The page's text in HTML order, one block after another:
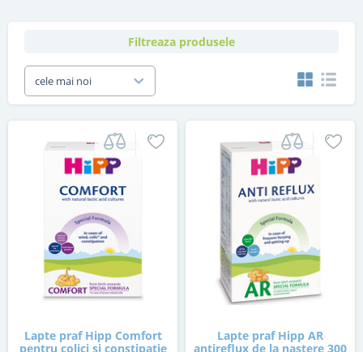
Filtreaza produsele
cele mai noi
Lapte praf Hipp Comfort
pentru colici si constipatie
Lapte praf Hipp AR
antireflux de la nastere 300